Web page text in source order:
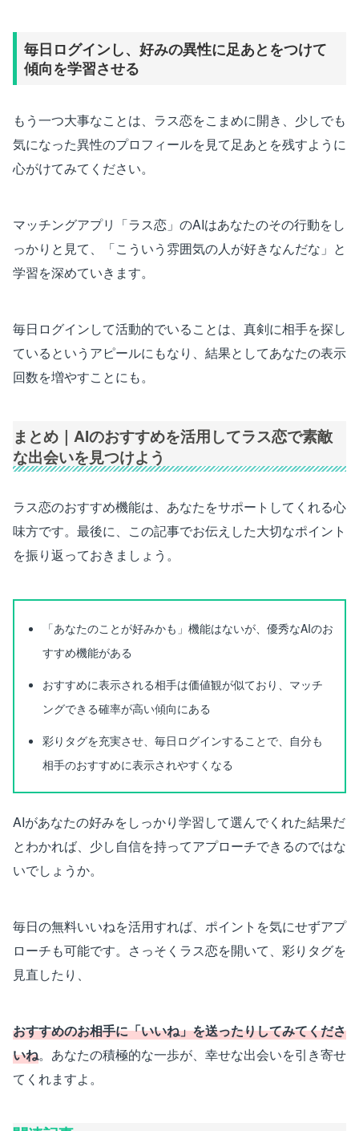
毎日ログインし、好みの異性に足あとをつけて
傾向を学習させる
もう一つ大事なことは、ラス恋をこまめに開き、少しでも
気になった異性のプロフィールを見て足あとを残すように
心がけてみてください。
マッチングアプリ「ラス恋」のAIはあなたのその行動をし
っかりと見て、「こういう雰囲気の人が好きなんだな」と
学習を深めていきます。
毎日ログインして活動的でいることは、真剣に相手を探し
ているというアピールにもなり、結果としてあなたの表示
回数を増やすことにも。
まとめ｜AIのおすすめを活用してラス恋で素敵
な出会いを見つけよう
ラス恋のおすすめ機能は、あなたをサポートしてくれる心
味方です。最後に、この記事でお伝えした大切なポイント
を振り返っておきましょう。
「あなたのことが好みかも」機能はないが、優秀なAIのお
すすめ機能がある
おすすめに表示される相手は価値観が似ており、マッチ
ングできる確率が高い傾向にある
彩りタグを充実させ、毎日ログインすることで、自分も
相手のおすすめに表示されやすくなる
AIがあなたの好みをしっかり学習して選んでくれた結果だ
とわかれば、少し自信を持ってアプローチできるのではな
いでしょうか。
毎日の無料いいねを活用すれば、ポイントを気にせずアプ
ローチも可能です。さっそくラス恋を開いて、彩りタグを
見直したり、
おすすめのお相手に「いいね」を送ったりしてみてくださ
いね。あなたの積極的な一歩が、幸せな出会いを引き寄せ
てくれますよ。